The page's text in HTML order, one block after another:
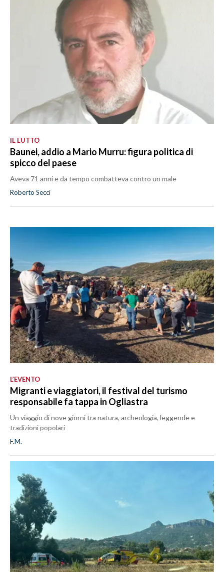
IL LUTTO
Baunei, addio a Mario Murru: figura politica di
spicco del paese
Aveva 71 anni e da tempo combatteva contro un male
Roberto Secci
L’EVENTO
Migranti e viaggiatori, il festival del turismo
responsabile fa tappa in Ogliastra
Un viaggio di nove giorni tra natura, archeologia, leggende e
tradizioni popolari
F.M.